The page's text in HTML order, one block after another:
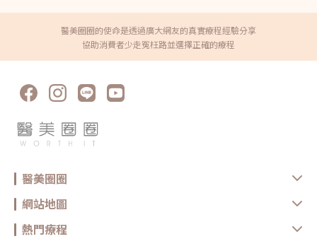
醫美圈圈的使命是透過廣大網友的真實療程經驗分享
協助消費者少走冤枉路並選擇正確的療程
醫美圈圈
網站地圖
熱門療程